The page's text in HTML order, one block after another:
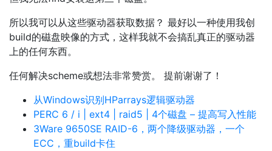
所以我可以从这些驱动器获取数据？ 最好以一种使用我创
build的磁盘映像的方式，这样我就不会搞乱真正的驱动器
上的任何东西。
任何解决scheme或想法非常赞赏。 提前谢谢了！
从Windows识别HParrays逻辑驱动器
PERC 6 / i | ext4 | raid5 | 4个磁盘 – 提高写入性能
3Ware 9650SE RAID-6，两个降级驱动器，一个
ECC，重build卡住